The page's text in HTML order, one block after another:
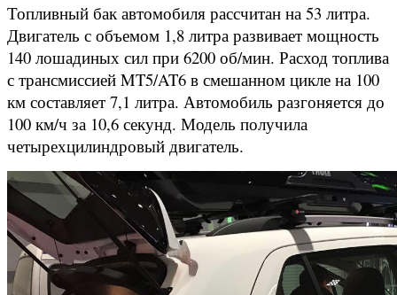
Топливный бак автомобиля рассчитан на 53 литра.
Двигатель с объемом 1,8 литра развивает мощность
140 лошадиных сил при 6200 об/мин. Расход топлива
с трансмиссией MT5/AT6 в смешанном цикле на 100
км составляет 7,1 литра. Автомобиль разгоняется до
100 км/ч за 10,6 секунд. Модель получила
четырехцилиндровый двигатель.